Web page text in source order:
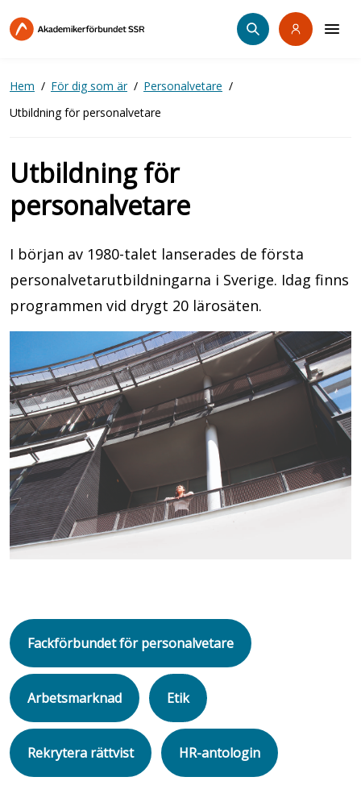
till
Hem För dig som är
Personalvetare
Utbildning för personalvetare
Utbildning för
personalvetare
I början av 1980-talet lanserades de första
personalvetarutbildningarna i Sverige. Idag finns
programmen vid drygt 20 lärosäten.
Fackförbundet för personalvetare
Arbetsmarknad Etik
Rekrytera rättvist HR-antologin